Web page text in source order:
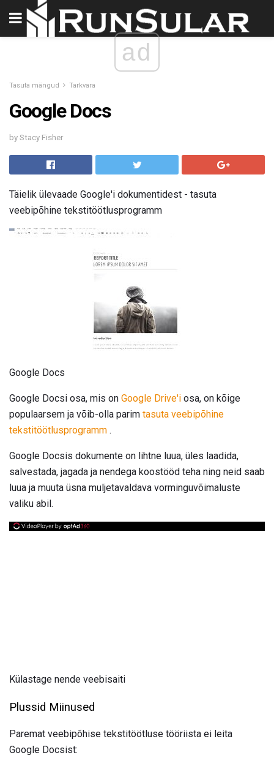
ad
Tasuta mängud Tarkvara
Google Docs
by Stacy Fisher
Täielik ülevaade Google'i dokumentidest - tasuta
veebipõhine tekstitöötlusprogramm
Google Docs
Google Docsi osa, mis on Google Drive'i osa, on kõige
populaarsem ja võib-olla parim tasuta veebipõhine
tekstitöötlusprogramm .
Google Docsis dokumente on lihtne luua, üles laadida,
salvestada, jagada ja nendega koostööd teha ning neid saab
luua ja muuta üsna muljetavaldava vorminguvõimaluste
valiku abil.
Külastage nende veebisaiti
Plussid Miinused
Paremat veebipõhise tekstitöötluse tööriista ei leita
Google Docsist: